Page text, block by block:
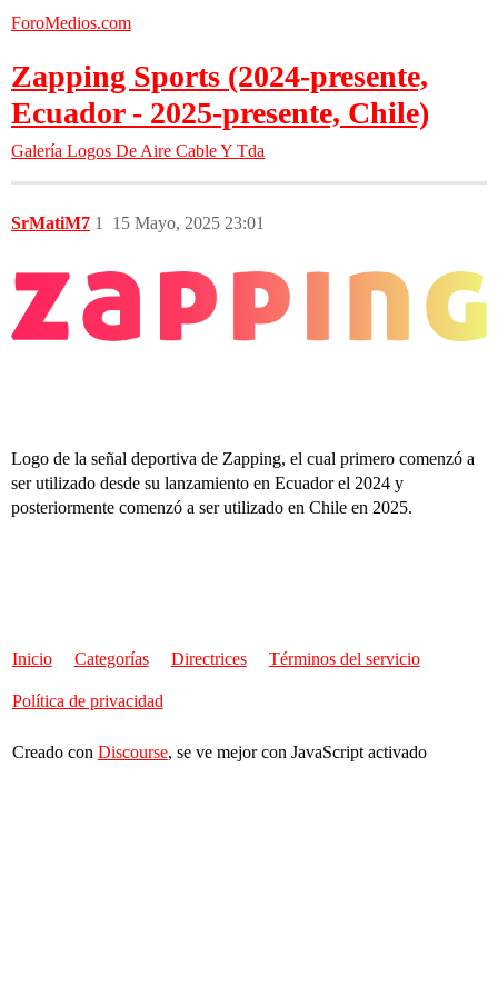
ForoMedios.com
Zapping Sports (2024-presente,
Ecuador - 2025-presente, Chile)
Galería Logos De Aire Cable Y Tda
SrMatiM7 15 Mayo, 2025 23:01
1
Logo de la señal deportiva de Zapping, el cual primero comenzó a
ser utilizado desde su lanzamiento en Ecuador el 2024 y
posteriormente comenzó a ser utilizado en Chile en 2025.
Inicio Categorías Directrices Términos del servicio
Política de privacidad
Creado con Discourse, se ve mejor con JavaScript activado